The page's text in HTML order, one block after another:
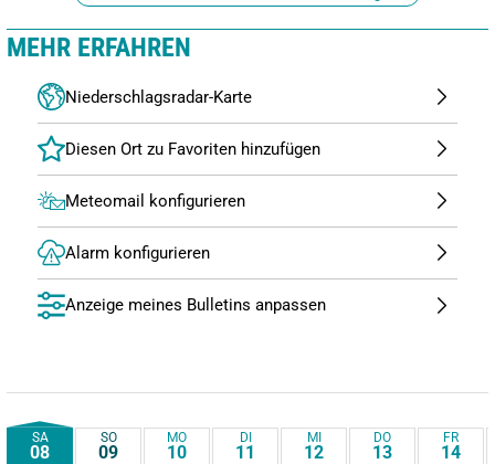
MEHR ERFAHREN
Niederschlagsradar-Karte
Meteomail konfigurieren
Alarm konfigurieren
Anzeige meines Bulletins anpassen
SA
08
SO
09
MO
10
DI
11
MI
12
DO
13
FR
14